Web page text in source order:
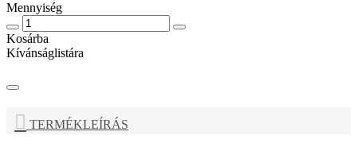
Mennyiség
Kosárba
Kívánságlistára
TERMÉKLEÍRÁS